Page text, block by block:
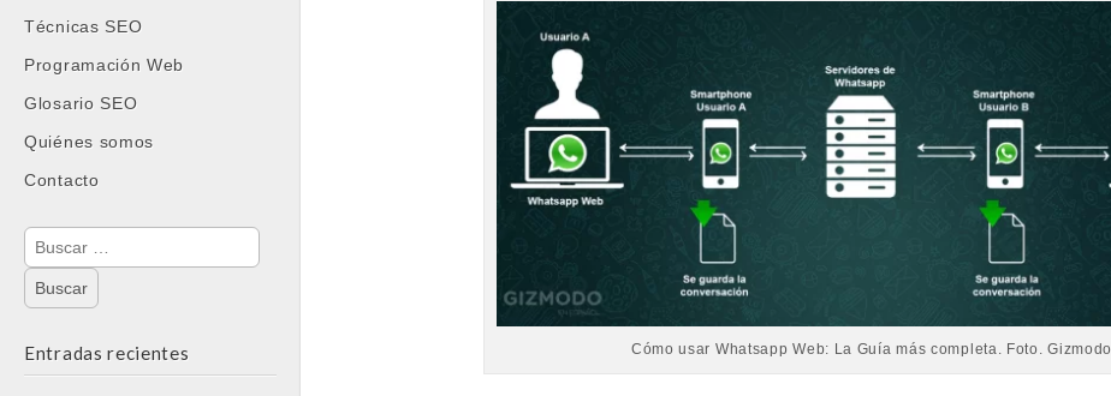
Técnicas SEO
Programación Web
Glosario SEO
Quiénes somos
Contacto
Buscar:
Entradas recientes Cómo usar Whatsapp Web: La Guía más completa. Foto. Gizmodo